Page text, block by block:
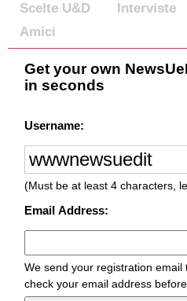
Scelte U&D
Interviste
Amici
Get your own
in seconds
Username:
(Must be at least 4 characters,
Email Address:
We send your registration email
check your email address